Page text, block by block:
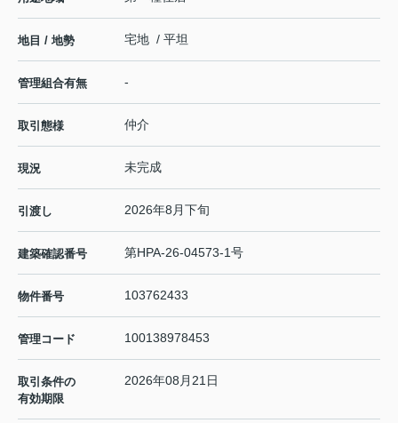
地目 / 地勢 宅地 / 平坦
管理組合有無 -
取引態様 仲介
現況 未完成
引渡し 2026年8月下旬
建築確認番号 第HPA-26-04573-1号
物件番号 103762433
管理コード 100138978453
取引条件の
有効期限
2026年08月21日